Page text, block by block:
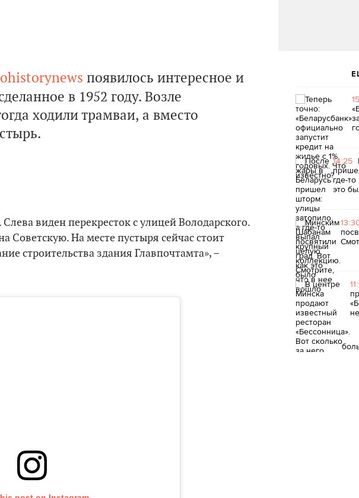
появилось интересное и
в 1952 году. Возле
ходили трамваи, а вместо
виден перекресток с улицей Володарского.
Советскую. На месте пустыря сейчас стоит
строительства здания Главпочтамта», –
14:25
где-
это